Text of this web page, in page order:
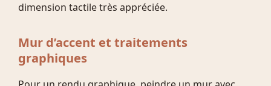
dimension tactile très appréciée.
Mur d’accent et traitements
graphiques